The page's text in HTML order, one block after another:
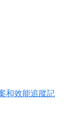
和效能追蹤記